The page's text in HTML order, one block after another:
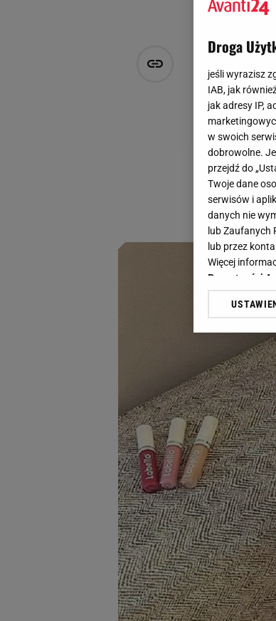
Natalia Szyperek
1 października
"Sezon na"
skupimy
midi oraz
Droga
jeśli wyrazisz
IAB, jak
jak adresy IP,
w swoich
dobrowolne.
przejdź do
Twoje dane
serwisów i
danych nie
lub Zaufanych
lub przez
Więcej
Prywatności
Klikając
dotyczące
odnośnik
plików cookie
My, nasi
Użycie
badnie